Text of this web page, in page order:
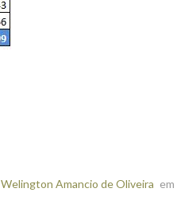
Welington Amancio de Oliveira em